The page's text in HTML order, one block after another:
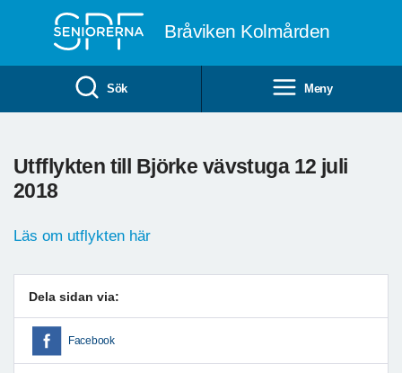
Bråviken Kolmården
Sök Meny
Utfflykten till Björke vävstuga 12 juli
2018
Läs om utflykten här
Dela sidan via:
Facebook